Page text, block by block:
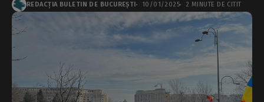
REDACȚIA BULETIN DE BUCUREȘTI 10/01/2025 2 MINUTE DE CITIT